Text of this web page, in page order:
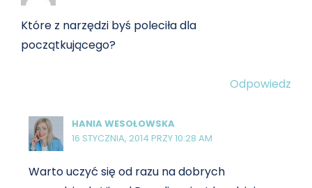
Które z narzędzi byś poleciła dla
początkującego?
Odpowiedz
HANIA WESOŁOWSKA
16 STYCZNIA, 2014 PRZY 10:28 AM
Warto uczyć się od razu na dobrych